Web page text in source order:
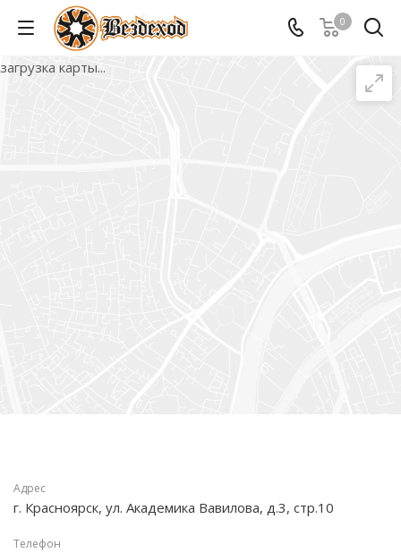
0
загрузка карты...
Адрес
г. Красноярск, ул. Академика Вавилова, д.3, стр.10
Телефон